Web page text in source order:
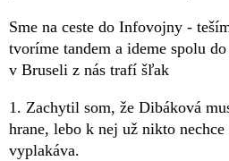
Sme na ceste do Infovojny -
tvoríme tandem a ideme spolu
v Bruseli z nás trafí šľak
1. Zachytil som, že Dibáková
hrane, lebo k nej už nikto
vyplakáva.